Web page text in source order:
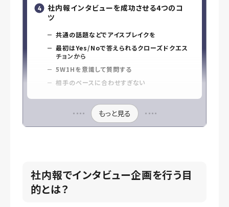
社内報インタビューを成功させる4つのコ
ツ
共通の話題などでアイスブレイクを
最初はYes/Noで答えられるクローズドクエス
チョンから
5W1Hを意識して質問する
相手のペースに合わせすぎない
もっと見る
社内報でインタビュー企画を行う目
的とは？